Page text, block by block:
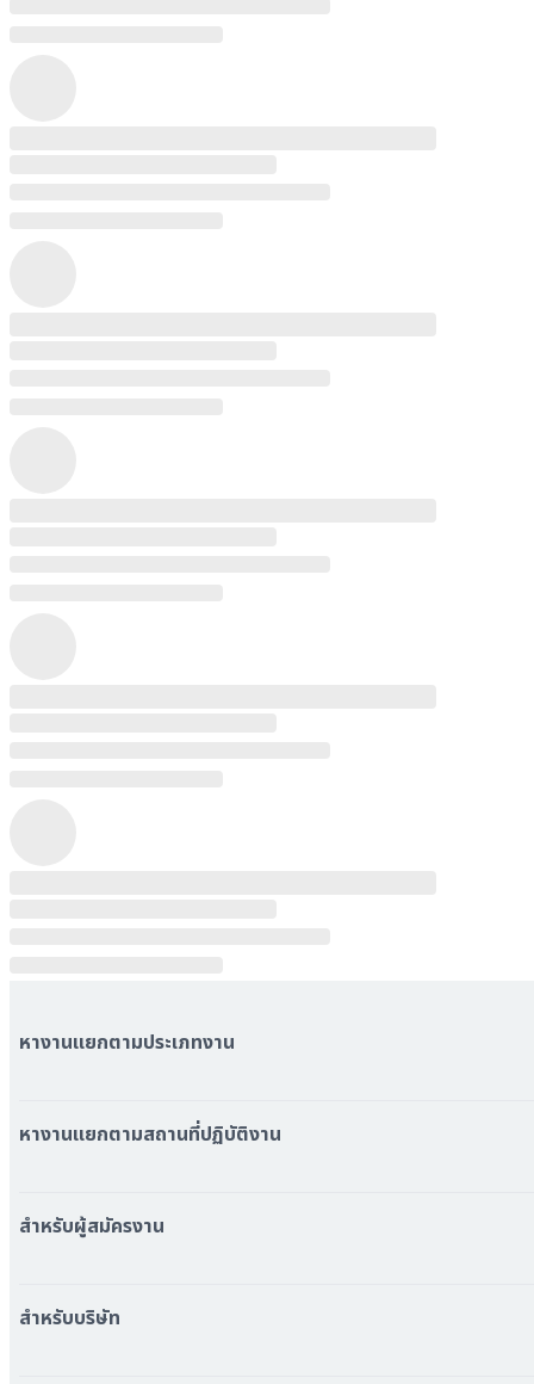
หางานแยกตามประเภทงาน
หมวดหมู่บริษัททั้งหมด
หางานแยกตามสถานที่ปฏิบัติงาน
หางาน กรุงเทพมหานคร
หางาน เชียงใหม่
สำหรับผู้สมัครงาน
เข้าสู่ระบบ
สำหรับบริษัท